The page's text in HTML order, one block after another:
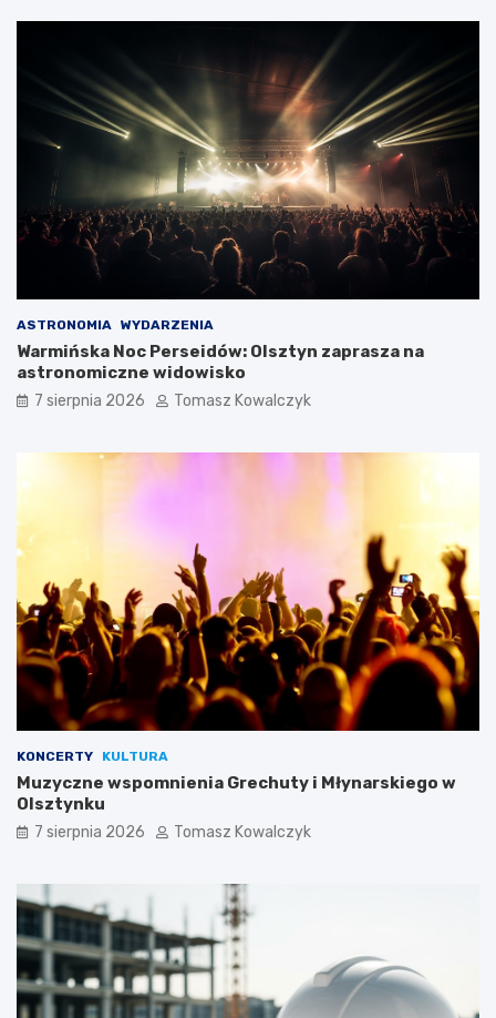
ASTRONOMIA WYDARZENIA
Warmińska Noc Perseidów: Olsztyn zaprasza na
astronomiczne widowisko
7 sierpnia 2026 Tomasz Kowalczyk
KONCERTY KULTURA
Muzyczne wspomnienia Grechuty i Młynarskiego w
Olsztynku
7 sierpnia 2026 Tomasz Kowalczyk